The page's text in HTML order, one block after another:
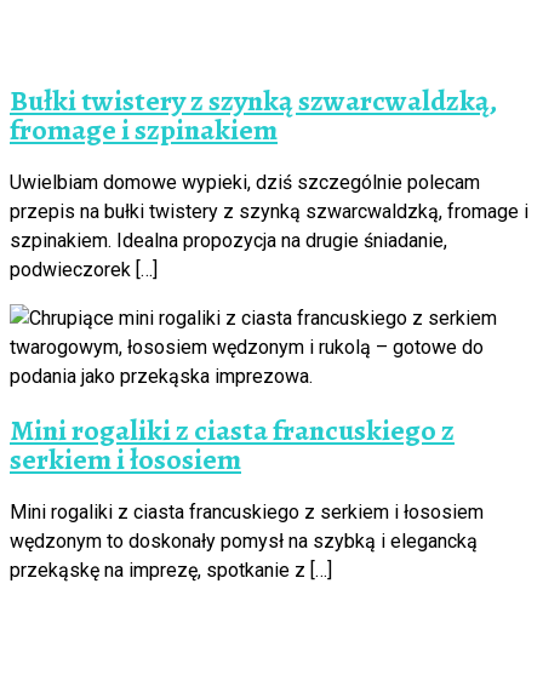
Bułki twistery z szynką szwarcwaldzką,
fromage i szpinakiem
Uwielbiam domowe wypieki, dziś szczególnie polecam
przepis na bułki twistery z szynką szwarcwaldzką, fromage i
szpinakiem. Idealna propozycja na drugie śniadanie,
podwieczorek […]
Mini rogaliki z ciasta francuskiego z
serkiem i łososiem
Mini rogaliki z ciasta francuskiego z serkiem i łososiem
wędzonym to doskonały pomysł na szybką i elegancką
przekąskę na imprezę, spotkanie z […]